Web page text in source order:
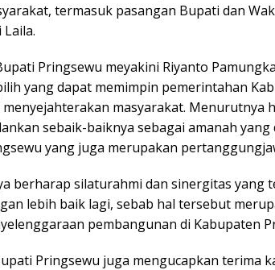
termasuk pasangan Bupati dan
Laila.
Pringsewu meyakini Riyanto
yang dapat memimpin pemerintahan
menyejahterakan masyarakat. Menurutnya
sebaik-baiknya sebagai amanah
yang juga merupakan
berharap silaturahmi dan sinergitas
lebih baik lagi, sebab hal tersebut
pembangunan di Kabupaten
Pringsewu juga mengucapkan terima